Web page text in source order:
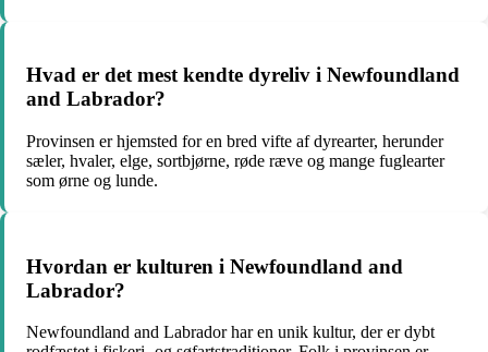
Hvad er det mest kendte dyreliv i Newfoundland
and Labrador?
Provinsen er hjemsted for en bred vifte af dyrearter, herunder
sæler, hvaler, elge, sortbjørne, røde ræve og mange fuglearter
som ørne og lunde.
Hvordan er kulturen i Newfoundland and
Labrador?
Newfoundland and Labrador har en unik kultur, der er dybt